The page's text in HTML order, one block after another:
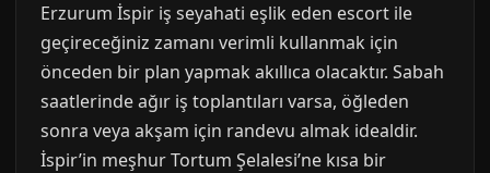
Erzurum İspir iş seyahati eşlik eden escort ile
geçireceğiniz zamanı verimli kullanmak için
önceden bir plan yapmak akıllıca olacaktır. Sabah
saatlerinde ağır iş toplantıları varsa, öğleden
sonra veya akşam için randevu almak idealdir.
İspir’in meşhur Tortum Şelalesi’ne kısa bir